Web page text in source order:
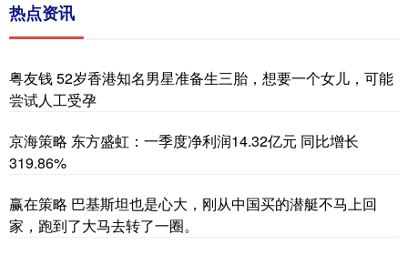
热点资讯
粤友钱 52岁香港知名男星准备生三胎，想要一个女儿，可能
尝试人工受孕
京海策略 东方盛虹：一季度净利润14.32亿元 同比增长
319.86%
赢在策略 巴基斯坦也是心大，刚从中国买的潜艇不马上回
家，跑到了大马去转了一圈。